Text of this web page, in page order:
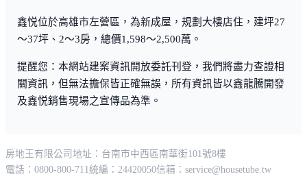
鑫悦位於高雄市左營區，為新成屋，規劃大樓店住，建坪27
～37坪、2～3房，總價1,598～2,500萬。
提醒您：本網站建案資訊開放委託刊登，我們將盡力查證相
關資訊，但無法擔保皆正確無誤，所有資訊皆以鑫龍騰開發
及鑫悦銷售現場之宣傳品為準。
房地王有限公司 地址：台南市中西區南華街101號8樓
電話：0800-800-711統編：24420050信箱： service@housetube.tw